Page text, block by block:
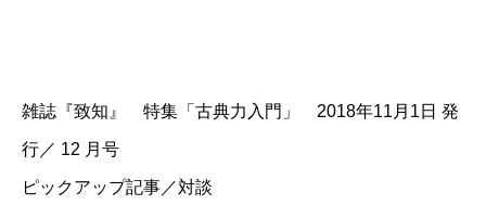
雑誌『致知』 特集「古典力入門」 2018年11月1日 発
行／ 12 月号
ピックアップ記事／対談